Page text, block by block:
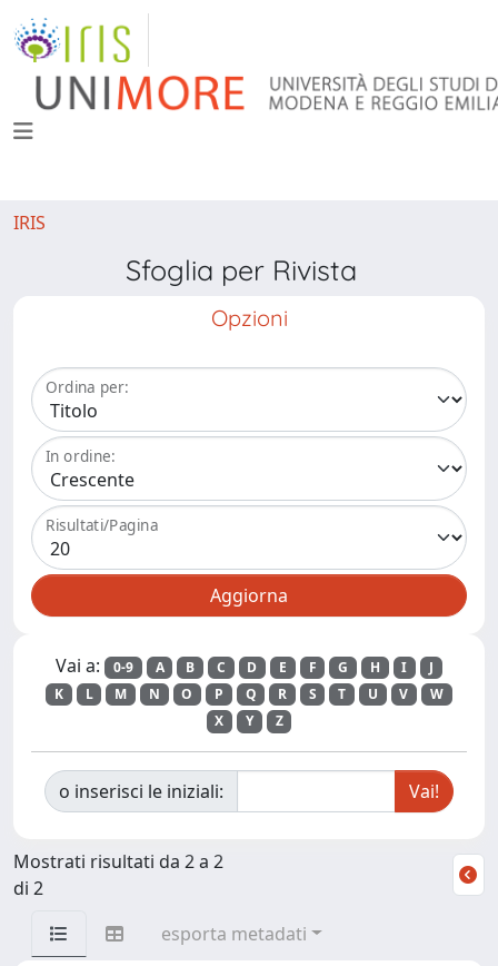
IRIS
Sfoglia per Rivista
Opzioni
Ordina per:
In ordine:
Risultati/Pagina
Vai a: 0-9 A B C D E F G H I
J
K
L M N O P Q R S T U V
W
X
Y Z
o inserisci le iniziali:
Mostrati risultati da 2 a 2
di 2
esporta metadati